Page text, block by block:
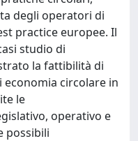
degli operatori di
practice europee. Il
studio di
la fattibilità di
circolare in
le
operativo e
possibili